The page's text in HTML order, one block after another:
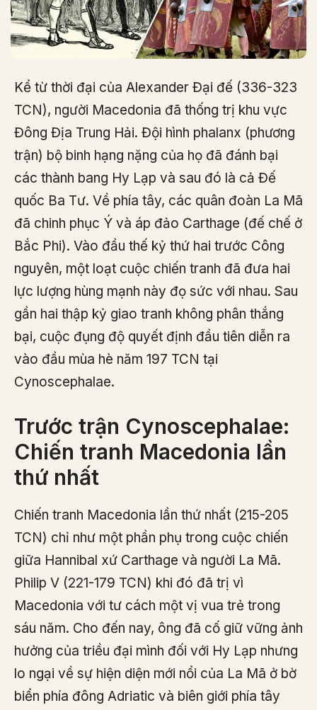
Kể từ thời đại của Alexander Đại đế (336-323
TCN), người Macedonia đã thống trị khu vực
Đông Địa Trung Hải. Đội hình phalanx (phương
trận) bộ binh hạng nặng của họ đã đánh bại
các thành bang Hy Lạp và sau đó là cả Đế
quốc Ba Tư. Về phía tây, các quân đoàn La Mã
đã chinh phục Ý và áp đảo Carthage (đế chế ở
Bắc Phi). Vào đầu thế kỷ thứ hai trước Công
nguyên, một loạt cuộc chiến tranh đã đưa hai
lực lượng hùng mạnh này đọ sức với nhau. Sau
gần hai thập kỷ giao tranh không phân thắng
bại, cuộc đụng độ quyết định đầu tiên diễn ra
vào đầu mùa hè năm 197 TCN tại
Cynoscephalae.
Trước trận Cynoscephalae:
Chiến tranh Macedonia lần
thứ nhất
Chiến tranh Macedonia lần thứ nhất (215-205
TCN) chỉ như một phần phụ trong cuộc chiến
giữa Hannibal xứ Carthage và người La Mã.
Philip V (221-179 TCN) khi đó đã trị vì
Macedonia với tư cách một vị vua trẻ trong
sáu năm. Cho đến nay, ông đã cố giữ vững ảnh
hưởng của triều đại mình đối với Hy Lạp nhưng
lo ngại về sự hiện diện mới nổi của La Mã ở bờ
biển phía đông Adriatic và biên giới phía tây